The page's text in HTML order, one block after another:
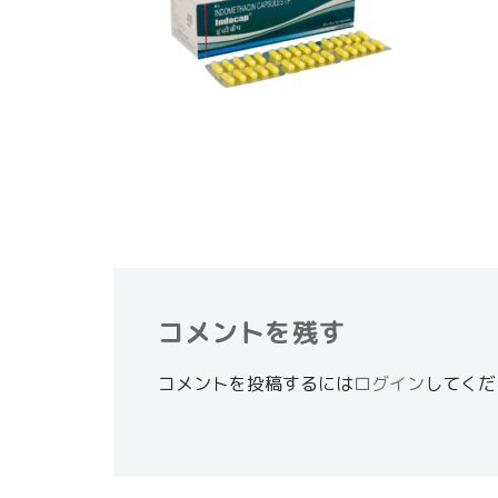
コメントを残す
コメントを投稿するにはログインしてく